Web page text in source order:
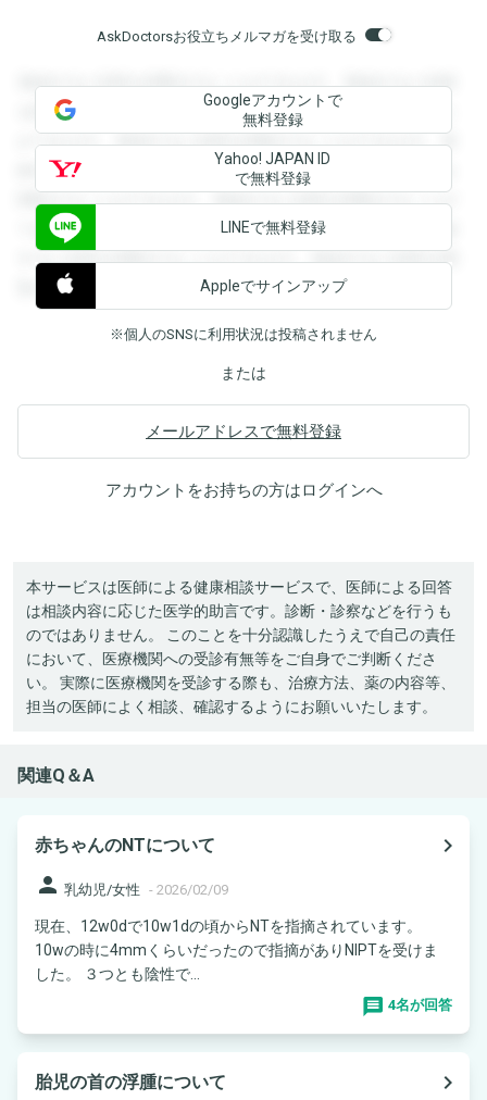
AskDoctorsお役立ちメルマガを受け取る
登録すると回答を閲覧することができます。登録すると回答
を閲覧することができます。登録すると回答を閲覧すること
ができます。登録すると回答を閲覧することができます。登
録すると回答を閲覧することができます。登録すると回答を
閲覧することができます。登録すると回答を閲覧することが
できます。登録すると回答を閲覧することができます。登録
すると回答を閲覧することができます。登録すると回答を閲
覧することができます。
Googleアカウントで
無料登録
Yahoo! JAPAN ID
で無料登録
LINEで無料登録
Appleでサインアップ
※個人のSNSに利用状況は投稿されません
または
メールアドレスで無料登録
アカウントをお持ちの方はログインへ
本サービスは医師による健康相談サービスで、医師による回答
は相談内容に応じた医学的助言です。診断・診察などを行うも
のではありません。 このことを十分認識したうえで自己の責任
において、医療機関への受診有無等をご自身でご判断くださ
い。 実際に医療機関を受診する際も、治療方法、薬の内容等、
担当の医師によく相談、確認するようにお願いいたします。
関連Q＆A
赤ちゃんのNTについて
navigate_next
person 乳幼児/女性 - 2026/02/09
現在、12w0dで10w1dの頃からNTを指摘されています。
10wの時に4mmくらいだったので指摘がありNIPTを受けま
した。 ３つとも陰性で...
4名が回答
胎児の首の浮腫について navigate_next